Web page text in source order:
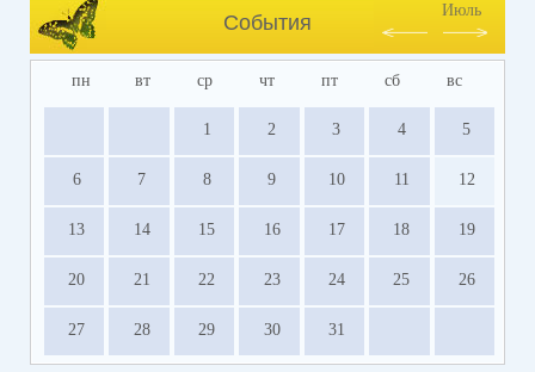
События
Июль
пн вт ср чт пт сб вс
1 2 3 4 5
6 7 8 9 10 11 12
13 14 15 16 17 18 19
20 21 22 23 24 25 26
27 28 29 30 31